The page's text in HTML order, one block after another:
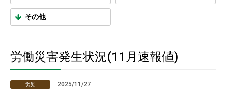
その他
労働災害発生状況(11月速報値)
労災 2025/11/27